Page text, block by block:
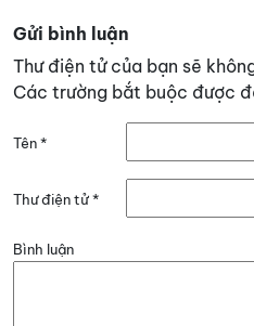
Gửi bình luận
Thư điện tử của bạn sẽ
Các trường bắt buộc được
Tên*
Thư điện tử*
Bình luận